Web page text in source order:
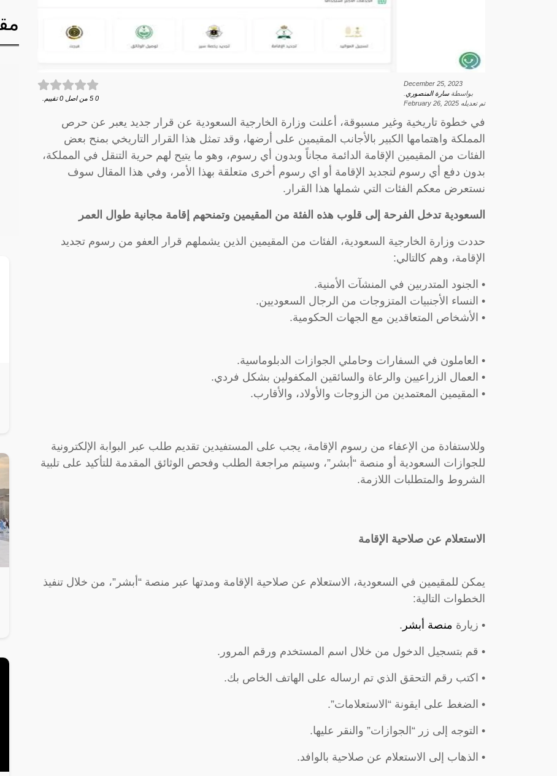
December 25, 2023
بواسطةسارة المنصوري
تم تعديله February 26, 2025
0
5 من اصل 0 تقييم.
في خطوة تاريخية وغير مسبوقة، أعلنت وزارة الخارجية السعودية عن قرار جديد يعبر عن حرص
المملكة واهتمامها الكبير بالأجانب المقيمين على أرضها، وقد تمثل هذا القرار التاريخي بمنح بعض
الفئات من المقيمين الإقامة الدائمة مجاناً وبدون أي رسوم، وهو ما يتيح لهم حرية التنقل في المملكة،
بدون دفع أي رسوم لتجديد الإقامة أو اي رسوم أخرى متعلقة بهذا الأمر، وفي هذا المقال سوف
نستعرض معكم الفئات التي شملها هذا القرار.
السعودية تدخل الفرحة إلى قلوب هذه الفئة من المقيمين وتمنحهم إقامة مجانية طوال العمر
حددت وزارة الخارجية السعودية، الفئات من المقيمين الذين يشملهم قرار العفو من رسوم تجديد
الإقامة، وهم كالتالي:
• الجنود المتدربين في المنشآت الأمنية.
• النساء الأجنبيات المتزوجات من الرجال السعوديين.
• الأشخاص المتعاقدين مع الجهات الحكومية.
• العاملون في السفارات وحاملي الجوازات الدبلوماسية.
• العمال الزراعيين والرعاة والسائقين المكفولين بشكل فردي.
• المقيمين المعتمدين من الزوجات والأولاد، والأقارب.
وللاستفادة من الإعفاء من رسوم الإقامة، يجب على المستفيدين تقديم طلب عبر البوابة الإلكترونية
للجوازات السعودية أو منصة “أبشر”، وسيتم مراجعة الطلب وفحص الوثائق المقدمة للتأكيد على تلبية
الشروط والمتطلبات اللازمة.
الاستعلام عن صلاحية الإقامة
يمكن للمقيمين في السعودية، الاستعلام عن صلاحية الإقامة ومدتها عبر منصة “أبشر”، من خلال تنفيذ
الخطوات التالية:
• زيارة منصة أبشر .
• قم بتسجيل الدخول من خلال اسم المستخدم ورقم المرور.
• اكتب رقم التحقق الذي تم ارساله على الهاتف الخاص بك.
• الضغط على ايقونة “الاستعلامات”.
• التوجه إلى زر “الجوازات” والنقر عليها.
• الذهاب إلى الاستعلام عن صلاحية بالوافد.